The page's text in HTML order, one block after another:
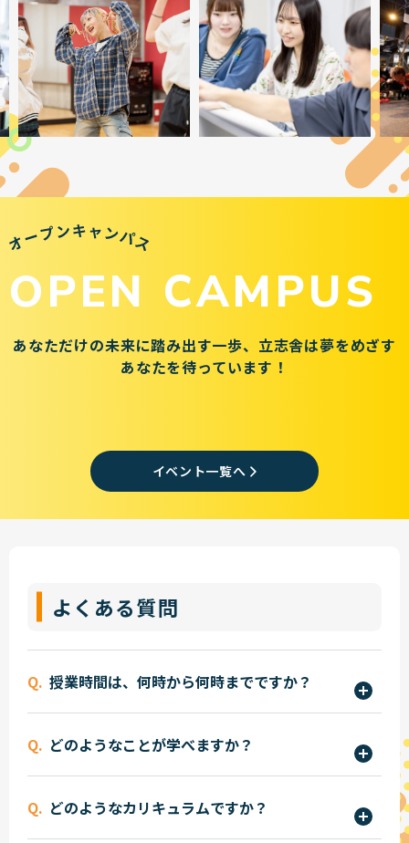
OPEN CAMPUS
あなただけの未来に踏み出す一歩、 立志舎は夢をめざす
あなたを待っています！
イベント一覧へ
よくある質問
授業時間は、何時から何時までですか？
て終了時間が異なります。希望者には、補習を行い
ます。
どのようなことが学べますか？
ら学べるコースです。クラブ活動が単位として認定
どのようなカリキュラムですか？